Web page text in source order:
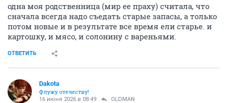
одна моя родственница (мир ее праху) считала, что
сначала всегда надо съедать старые запасы, а только
потом новые и в результате все время ели старье. и
картошку, и мясо, и солонину с вареньями.
ОТВЕТИТЬ
Dаkota
Флужу отечеству!
16 июня 2026 в 08:49 OLDMAN